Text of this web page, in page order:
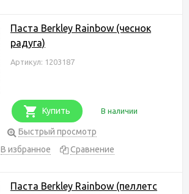
Паста Berkley Rainbow (чеснок
радуга)
Артикул: 1203187
Купить В наличии
Быстрый просмотр
В избранное
Сравнение
Паста Berkley Rainbow (пеллетс